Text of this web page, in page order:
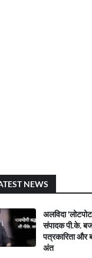
NEWS
अलविदा
संपादक पी.के.
पत्रकारिता और
अंत